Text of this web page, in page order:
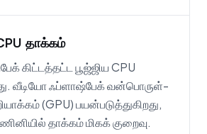
தாக்கம்
கிட்டத்தட்ட பூஜ்ஜிய CPU
வீடியோ ஃப்ளாஷ்பேக் வன்பொருள்-
(GPU) பயன்படுத்துகிறது,
தாக்கம் மிகக் குறைவு.